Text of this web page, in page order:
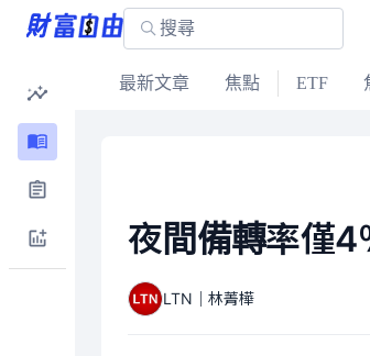
最新文章 焦點 ETF
夜間備轉率僅4
LTN｜林菁樺